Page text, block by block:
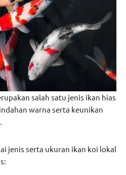
salah satu jenis ikan hias
warna serta keunikan
jenis serta ukuran ikan koi lokal